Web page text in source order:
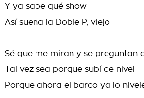
Y ya sabe qué show
Así suena la Doble P, viejo
Sé que me miran y se preguntan
Tal vez sea porque subí de nivel
Porque ahora el barco ya lo